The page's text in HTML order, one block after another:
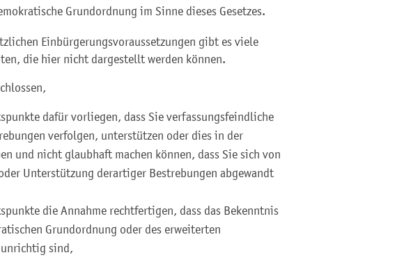
Grundordnung im Sinne dieses Gesetzes.
Einbürgerungsvoraussetzungen gibt es viele
die hier nicht dargestellt werden können.
dafür vorliegen, dass Sie verfassungsfeindliche
verfolgen, unterstützen oder dies in der
und nicht glaubhaft machen können, dass Sie sich von
Unterstützung derartiger Bestrebungen abgewandt
die Annahme rechtfertigen, dass das Bekenntnis
Grundordnung oder des erweiterten
sind,